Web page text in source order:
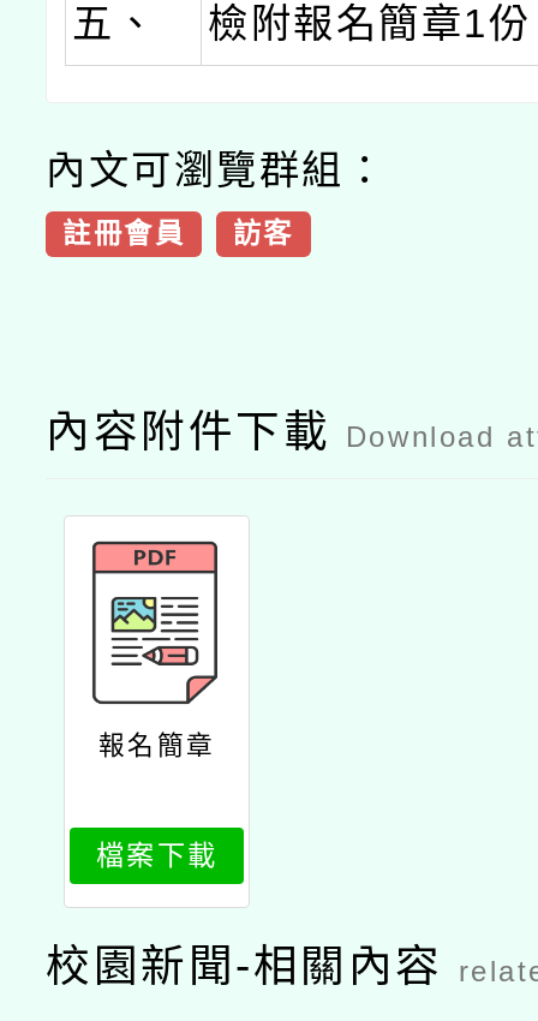
五、
檢附報名簡章1
內文可瀏覽群組：
註冊會員 訪客
內容附件下載 Download
報名簡章
檔案下載
校園新聞-相關內容